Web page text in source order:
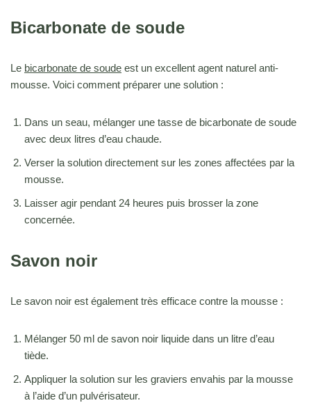
Bicarbonate de soude
Le bicarbonate de soude est un excellent agent naturel anti-
mousse. Voici comment préparer une solution :
Dans un seau, mélanger une tasse de bicarbonate de soude
avec deux litres d’eau chaude.
Verser la solution directement sur les zones affectées par la
mousse.
Laisser agir pendant 24 heures puis brosser la zone
concernée.
Savon noir
Le savon noir est également très efficace contre la mousse :
Mélanger 50 ml de savon noir liquide dans un litre d’eau
tiède.
Appliquer la solution sur les graviers envahis par la mousse
à l’aide d’un pulvérisateur.